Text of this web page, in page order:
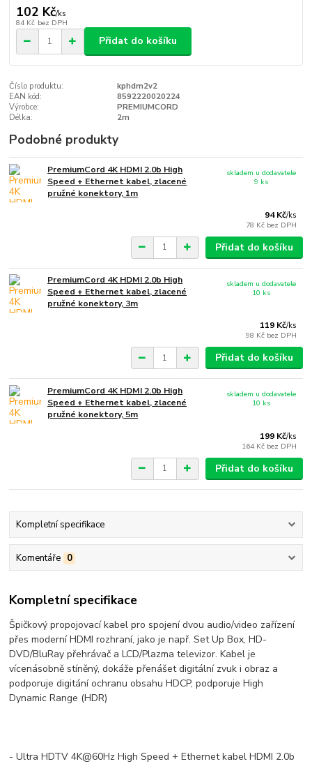
102 Kč/ks
84 Kč bez DPH
Přidat do košíku
Číslo produktu:
kphdm2v2
EAN kód:
8592220020224
Výrobce:
PREMIUMCORD
Délka:
2m
Podobné produkty
PremiumCord 4K HDMI 2.0b High
Speed + Ethernet kabel, zlacené
pružné konektory, 1m
94 Kč/ks
78 Kč bez DPH
skladem u dodavatele
9 ks
Přidat do košíku
PremiumCord 4K HDMI 2.0b High
Speed + Ethernet kabel, zlacené
pružné konektory, 3m
119 Kč/ks
98 Kč bez DPH
skladem u dodavatele
10 ks
Přidat do košíku
PremiumCord 4K HDMI 2.0b High
Speed + Ethernet kabel, zlacené
pružné konektory, 5m
199 Kč/ks
164 Kč bez DPH
skladem u dodavatele
10 ks
Přidat do košíku
Kompletní specifikace
Komentáře 0
Kompletní specifikace
Špičkový propojovací kabel pro spojení dvou audio/video zařízení
přes moderní HDMI rozhraní, jako je např. Set Up Box, HD-
DVD/BluRay přehrávač a LCD/Plazma televizor. Kabel je
vícenásobně stíněný, dokáže přenášet digitální zvuk i obraz a
podporuje digitání ochranu obsahu HDCP, podporuje High
Dynamic Range (HDR)
- Ultra HDTV 4K@60Hz High Speed + Ethernet kabel HDMI 2.0b